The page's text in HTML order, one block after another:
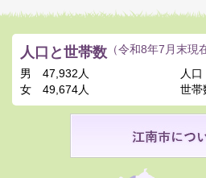
人口と世帯数 （令和8年7月末現
男
47,932人
女
49,674人
人口
世帯